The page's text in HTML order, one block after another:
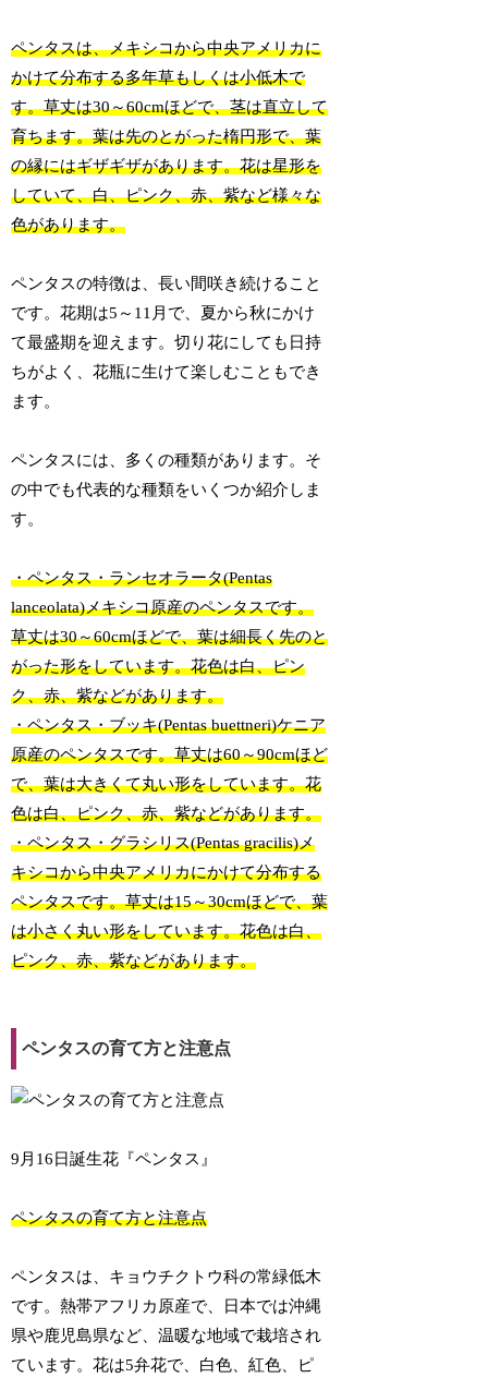
ペンタスは、メキシコから中央アメリカに
かけて分布する多年草もしくは小低木で
す。草丈は30～60cmほどで、茎は直立して
育ちます。葉は先のとがった楕円形で、葉
の縁にはギザギザがあります。花は星形を
していて、白、ピンク、赤、紫など様々な
色があります。
ペンタスの特徴は、長い間咲き続けること
です。花期は5～11月で、夏から秋にかけ
て最盛期を迎えます。切り花にしても日持
ちがよく、花瓶に生けて楽しむこともでき
ます。
ペンタスには、多くの種類があります。そ
の中でも代表的な種類をいくつか紹介しま
す。
・ペンタス・ランセオラータ(Pentas
lanceolata)メキシコ原産のペンタスです。
草丈は30～60cmほどで、葉は細長く先のと
がった形をしています。花色は白、ピン
ク、赤、紫などがあります。
・ペンタス・ブッキ(Pentas buettneri)ケニア
原産のペンタスです。草丈は60～90cmほど
で、葉は大きくて丸い形をしています。花
色は白、ピンク、赤、紫などがあります。
・ペンタス・グラシリス(Pentas gracilis)メ
キシコから中央アメリカにかけて分布する
ペンタスです。草丈は15～30cmほどで、葉
は小さく丸い形をしています。花色は白、
ピンク、赤、紫などがあります。
ペンタスの育て方と注意点
9月16日誕生花『ペンタス』
ペンタスの育て方と注意点
ペンタスは、キョウチクトウ科の常緑低木
です。熱帯アフリカ原産で、日本では沖縄
県や鹿児島県など、温暖な地域で栽培され
ています。花は5弁花で、白色、紅色、ピ